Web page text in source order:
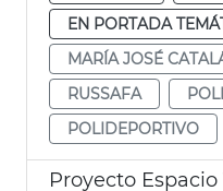
EN PORTADA
MARÍA JOSÉ
RUSSAFA
POLIDEPORTIVO